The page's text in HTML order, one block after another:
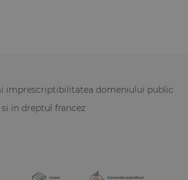
imprescriptibilitatea domeniului public
in dreptul francez